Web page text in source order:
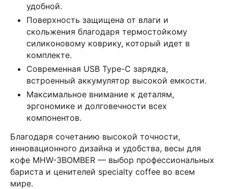
удобной.
Поверхность защищена от влаги и
скольжения благодаря термостойкому
силиконовому коврику, который идет в
комплекте.
Современная USB Type-C зарядка,
встроенный аккумулятор высокой емкости.
Максимальное внимание к деталям,
эргономике и долговечности всех
компонентов.
Благодаря сочетанию высокой точности,
инновационного дизайна и удобства, весы для
кофе MHW-3BOMBER — выбор профессиональных
бариста и ценителей specialty coffee во всем
мире.